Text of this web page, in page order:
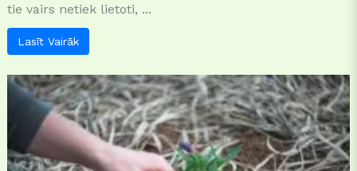
tie vairs netiek lietoti, ...
Lasīt Vairāk